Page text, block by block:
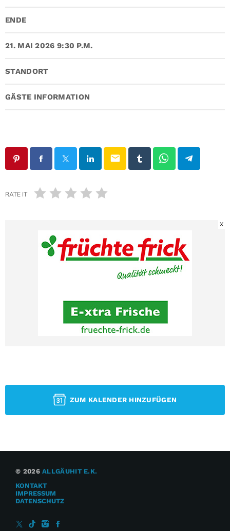
ENDE
21. MAI 2026 9:30 P.M.
STANDORT
GÄSTE INFORMATION
email
RATE IT
X
ZUM KALENDER HINZUFÜGEN
© 2026ALLGÄUHIT E.K.
KONTAKT
IMPRESSUM
DATENSCHUTZ